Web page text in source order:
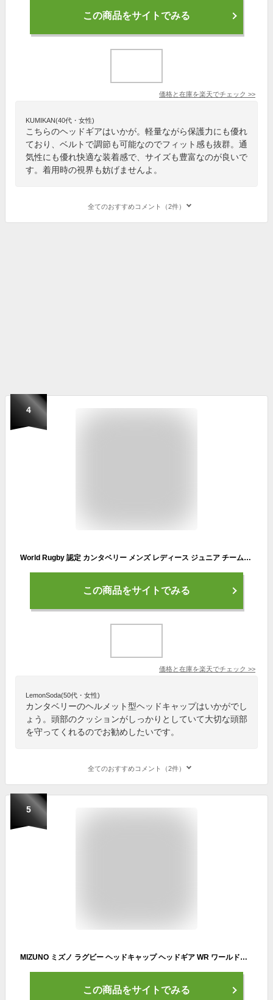
この商品をサイトでみる
価格と在庫を楽天でチェック >>
KUMIKAN(40代・女性)
こちらのヘッドギアはいかが。軽量ながら保護力にも優れ
ており、ベルトで調節も可能なのでフィット感も抜群。通
気性にも優れ快適な装着感で、サイズも豊富なのが良いで
す。着用時の視界も妨げませんよ。
全てのおすすめコメント（2件）
4
World Rugby 認定 カンタベリー メンズ レディース ジュニア チームヘッドギア TEAM HEADEAR ヘルメット型ヘッドキャップ ラグビーユニオン 送料無料 canterbury AA02168
この商品をサイトでみる
価格と在庫を楽天でチェック >>
LemonSoda(50代・女性)
カンタベリーのヘルメット型ヘッドキャップはいかがでし
ょう。頭部のクッションがしっかりとしていて大切な頭部
を守ってくれるのでお勧めしたいです。
全てのおすすめコメント（2件）
5
MIZUNO ミズノ ラグビー ヘッドキャップ ヘッドギア WR ワールドラグビー 公認 R3JTA801
この商品をサイトでみる